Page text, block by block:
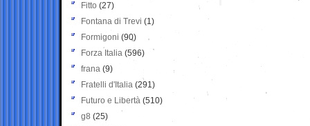
Fitto (27)
Fontana di Trevi (1)
Formigoni (90)
Forza Italia (596)
frana (9)
Fratelli d'Italia (291)
Futuro e Libertà (510)
g8 (25)